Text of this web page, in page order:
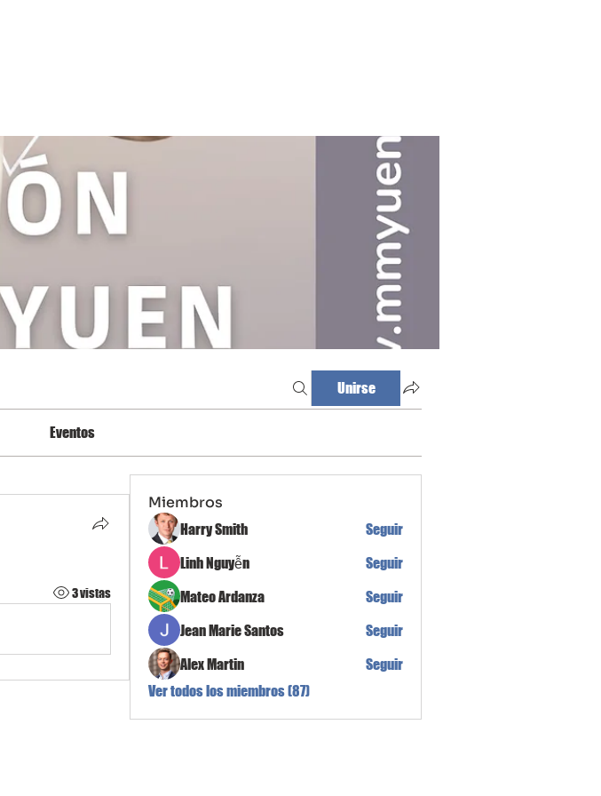
Unirse
Eventos
3 vistas
Miembros
Harry Smith
Seguir
Linh Nguyễn
Seguir
Mateo Ardanza
Seguir
Jean Marie Santos
Seguir
Alex Martin
Seguir
Ver todos los miembros (87)